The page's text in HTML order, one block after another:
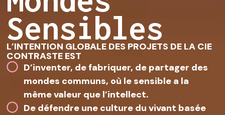
Sensibles
L’INTENTION GLOBALE DES PROJETS DE LA CIE
CONTRASTE EST
D’inventer, de fabriquer, de partager des
mondes communs, où le sensible a la
même valeur que l’intellect.
De défendre une culture du vivant basée